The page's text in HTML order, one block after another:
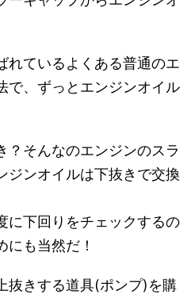
れているよくある普通のエ
で、ずっとエンジンオイル
？そんなのエンジンのスラ
ジンオイルは下抜きで交換
に下回りをチェックするの
にも当然だ！
抜きする道具(ポンプ)を購